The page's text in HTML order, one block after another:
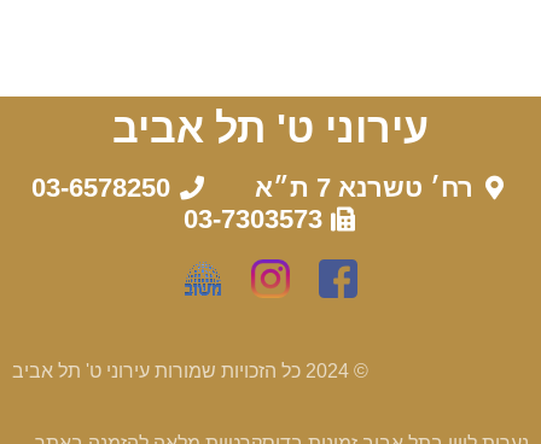
עירוני ט' תל אביב
רח׳ טשרנא 7 ת״א
03-6578250
03-7303573
© 2024 כל הזכויות שמורות עירוני ט' תל אביב